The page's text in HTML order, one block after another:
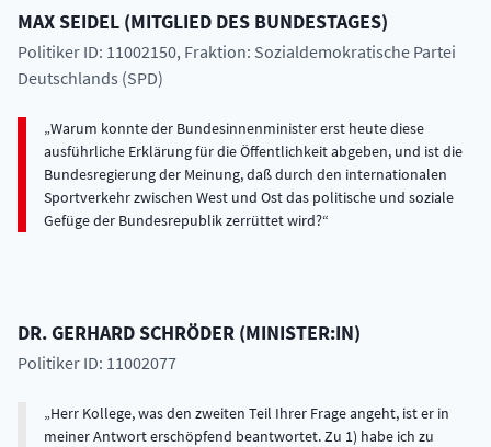
MAXSEIDEL (MITGLIED DES BUNDESTAGES)
Politiker ID: 11002150, Fraktion: Sozialdemokratische Partei
Deutschlands (SPD)
Warum konnte der Bundesinnenminister erst heute diese
ausführliche Erklärung für die Öffentlichkeit abgeben, und ist die
Bundesregierung der Meinung, daß durch den internationalen
Sportverkehr zwischen West und Ost das politische und soziale
Gefüge der Bundesrepublik zerrüttet wird?
DR.GERHARDSCHRÖDER (MINISTER:IN)
Politiker ID: 11002077
Herr Kollege, was den zweiten Teil Ihrer Frage angeht, ist er in
meiner Antwort erschöpfend beantwortet. Zu 1) habe ich zu